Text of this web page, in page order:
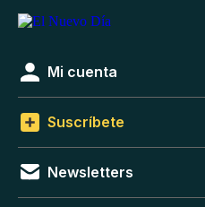
Mi cuenta
Suscríbete
Newsletters